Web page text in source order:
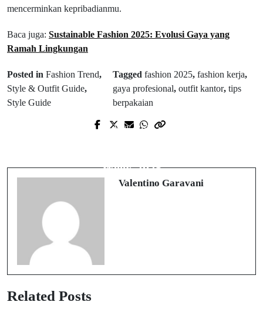
mencerminkan kepribadianmu.
Baca juga: Sustainable Fashion 2025: Evolusi Gaya yang
Ramah Lingkungan
Posted in Fashion Trend,
Style & Outfit Guide,
Style Guide
Tagged fashion 2025, fashion kerja,
gaya profesional, outfit kantor, tips
berpakaian
Prev Post
Week 2025
Valentino Garavani
Related Posts